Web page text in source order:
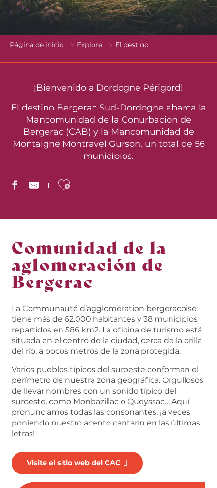
Página de inicio Explore El destino
¡Bienvenido a Dordogne Périgord!
El destino Bergerac Sud-Dordogne abarca la
Mancomunidad de la Conurbación de
Bergerac (CAB) y la Mancomunidad de
Montaigne Montravel Gurson, un total de 56
municipios.
Ajouter aux favoris
Comunidad de la
aglomeración de
Bergerac
La Communauté d’agglomération bergeracoise
tiene más de 62.000 habitantes y 38 municipios
repartidos en 586 km2. La oficina de turismo está
situada en el centro de la ciudad, cerca de la orilla
del río, a pocos metros de la zona protegida.
Varios pueblos típicos del suroeste conforman el
perímetro de nuestra zona geográfica. Orgullosos
de llevar nombres con un sonido típico del
suroeste, como Monbazillac o Queyssac… Aquí
pronunciamos todas las consonantes, ¡a veces
poniendo nuestro acento cantarín en las últimas
letras!
Visite el sitio web del CAC